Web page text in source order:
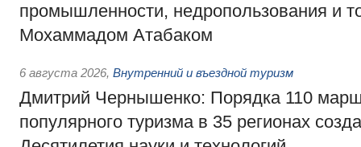
промышленности, недропользования и
Мохаммадом Атабаком
6 августа 2026, Внутренний и въездной туризм
Дмитрий Чернышенко: Порядка 110
популярного туризма в 35 регионах